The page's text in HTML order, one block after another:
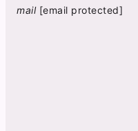
mail [email protected]